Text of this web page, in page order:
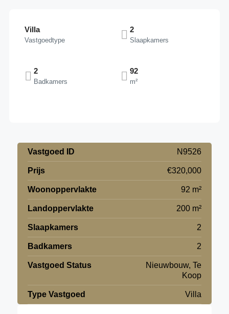
Villa
Vastgoedtype
2
Slaapkamers
2
Badkamers
92
m²
Vastgoed ID N9526
Prijs €320,000
Woonoppervlakte 92 m²
Landoppervlakte 200 m²
Slaapkamers 2
Badkamers 2
Vastgoed Status
Nieuwbouw, Te
Koop
Type Vastgoed Villa